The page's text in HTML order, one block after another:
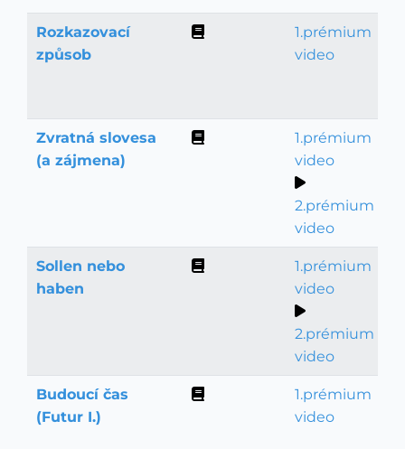
Rozkazovací
způsob
1.prémium
video
Zvratná slovesa
(a zájmena)
1.prémium
video
2.prémium
video
Sollen nebo
haben
1.prémium
video
2.prémium
video
Budoucí čas
(Futur I.)
1.prémium
video